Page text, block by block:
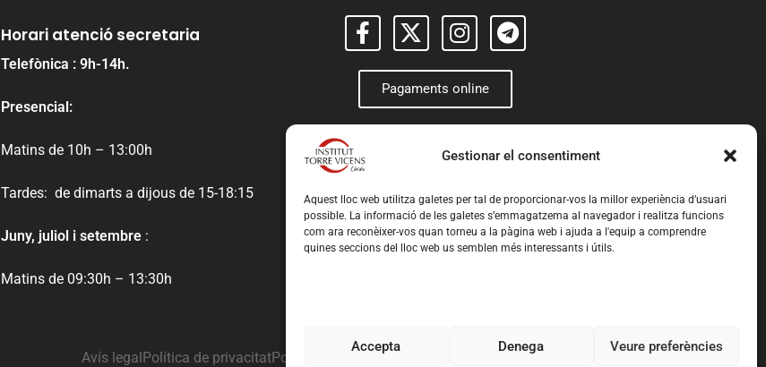
Gestionar el consentiment
Aquest lloc web utilitza galetes per tal de proporcionar-vos la millor experiència d’usuari
possible. La informació de les galetes s’emmagatzema al navegador i realitza funcions
com ara reconèixer-vos quan torneu a la pàgina web i ajuda a l'equip a comprendre
quines seccions del lloc web us semblen més interessants i útils.
Accepta Denega Veure preferències
Horari atenció secretaria
Telefònica : 9h-14h.
Presencial:
Matins de 10h – 13:00h
Tardes: de dimarts a dijous de 15-18:15
Juny, juliol i setembre:
Matins de 09:30h – 13:30h
Pagaments online
Avís legalPolítica de privacitatPolítica de cookies